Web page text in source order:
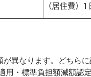
（居住費）
異なります。どちらに
・標準負担額減額認